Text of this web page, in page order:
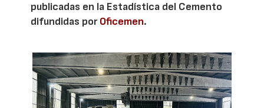
publicadas en la Estadística del Cemento
difundidas porOficemen.